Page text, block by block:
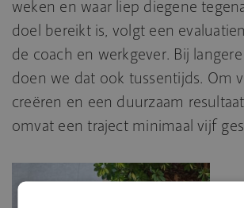
weken en waar liep diegene
doel bereikt is, volgt een
de coach en werkgever. Bij
doen we dat ook tussentijds. Om
creëren en een duurzaam
omvat een traject minimaal vijf